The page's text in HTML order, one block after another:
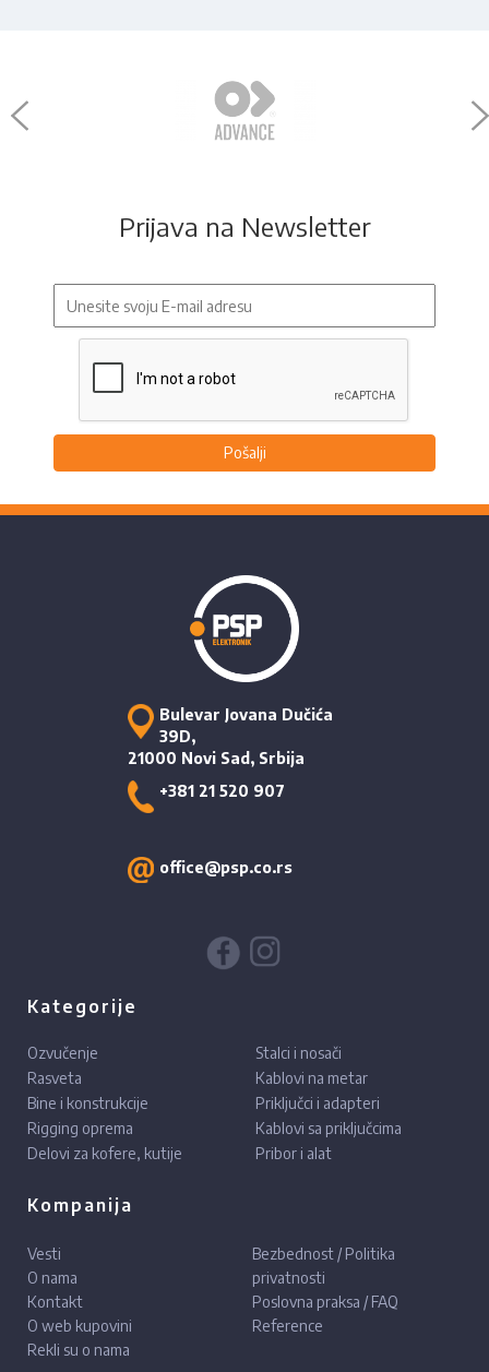
Prijava na Newsletter
Pošalji
Bulevar Jovana Dučića
39D,
21000 Novi Sad, Srbija
+381 21 520 907
office@psp.co.rs
Kategorije
Ozvučenje
Rasveta
Bine i konstrukcije
Rigging oprema
Delovi za kofere, kutije
Stalci i nosači
Kablovi na metar
Priključci i adapteri
Kablovi sa priključcima
Pribor i alat
Kompanija
Vesti
O nama
Kontakt
O web kupovini
Rekli su o nama
Bezbednost / Politika
privatnosti
Poslovna praksa / FAQ
Reference